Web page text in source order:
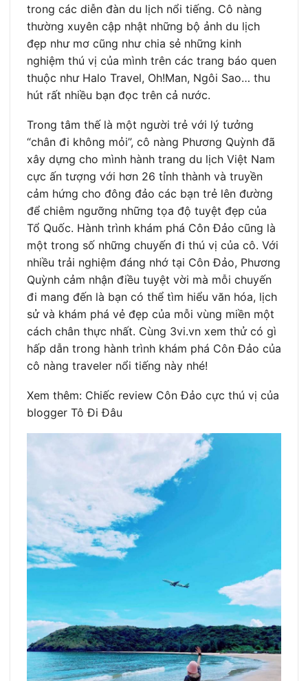
trong các diễn đàn du lịch nổi tiếng. Cô nàng
thường xuyên cập nhật những bộ ảnh du lịch
đẹp như mơ cũng như chia sẻ những kinh
nghiệm thú vị của mình trên các trang báo quen
thuộc như Halo Travel, Oh!Man, Ngôi Sao… thu
hút rất nhiều bạn đọc trên cả nước.
Trong tâm thế là một người trẻ với lý tưởng
“chân đi không mỏi”, cô nàng Phương Quỳnh đã
xây dựng cho mình hành trang du lịch Việt Nam
cực ấn tượng với hơn 26 tỉnh thành và truyền
cảm hứng cho đông đảo các bạn trẻ lên đường
để chiêm ngưỡng những tọa độ tuyệt đẹp của
Tổ Quốc. Hành trình khám phá Côn Đảo cũng là
một trong số những chuyến đi thú vị của cô. Với
nhiều trải nghiệm đáng nhớ tại Côn Đảo, Phương
Quỳnh cảm nhận điều tuyệt vời mà mỗi chuyến
đi mang đến là bạn có thể tìm hiểu văn hóa, lịch
sử và khám phá vẻ đẹp của mỗi vùng miền một
cách chân thực nhất. Cùng 3vi.vn xem thử có gì
hấp dẫn trong hành trình khám phá Côn Đảo của
cô nàng traveler nổi tiếng này nhé!
Xem thêm: Chiếc review Côn Đảo cực thú vị của
blogger Tô Đi Đâu